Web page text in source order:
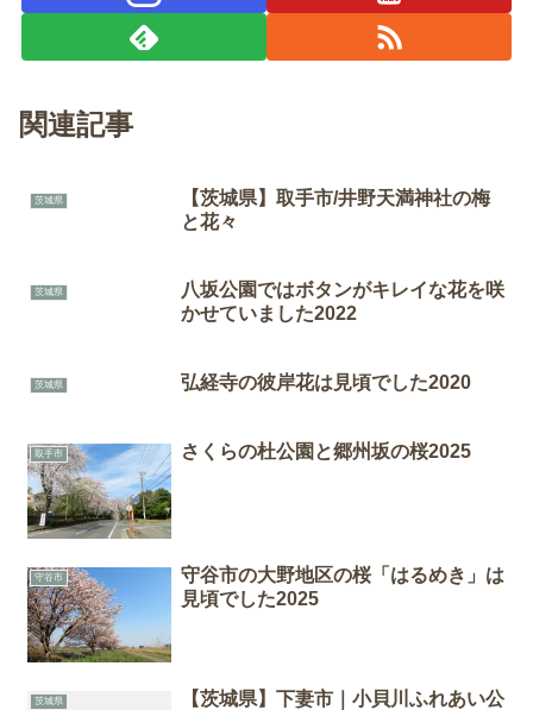
関連記事
茨城県
【茨城県】取手市/井野天満神社の梅
と花々
茨城県
八坂公園ではボタンがキレイな花を咲
かせていました2022
茨城県 弘経寺の彼岸花は見頃でした2020
取手市 さくらの杜公園と郷州坂の桜2025
守谷市
守谷市の大野地区の桜「はるめき」は
見頃でした2025
茨城県
【茨城県】下妻市｜小貝川ふれあい公